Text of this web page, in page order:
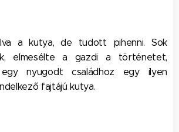
a kutya, de tudott pihenni. Sok
elmesélte a gazdi a történetet,
nyugodt családhoz egy ilyen
fajtájú kutya.